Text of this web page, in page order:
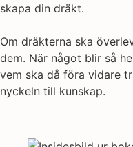
skapa din dräkt.
Om dräkterna ska
dem. När något blir så
vem ska då föra vidare
nyckeln till kunskap.